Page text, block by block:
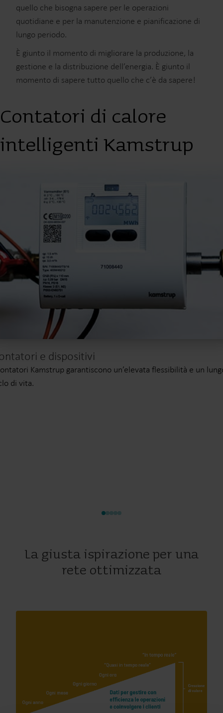
quello che bisogna sapere per le operazioni
quotidiane e per la manutenzione e pianificazione di
lungo periodo.
È giunto il momento di migliorare la produzione, la
gestione e la distribuzione dell’energia. È giunto il
momento di sapere tutto quello che c’è da sapere!
Contatori di calore
intelligenti Kamstrup
e dispositivi
Kamstrup garantiscono un’elevata flessibilità e un
di vita.
La giusta ispirazione per una
rete ottimizzata